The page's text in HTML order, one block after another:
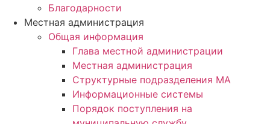
Благодарности
Местная администрация
Общая информация
Глава местной администрации
Местная администрация
Структурные подразделения МА
Информационные системы
Порядок поступления на